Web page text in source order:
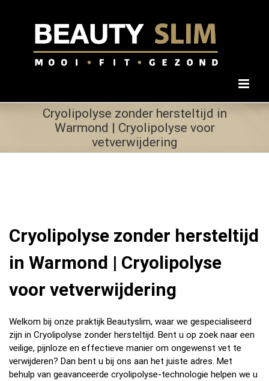
Cryolipolyse zonder hersteltijd in
Warmond | Cryolipolyse voor
vetverwijdering
Cryolipolyse zonder hersteltijd
in Warmond | Cryolipolyse
voor vetverwijdering
Welkom bij onze praktijk Beautyslim, waar we gespecialiseerd
zijn in Cryolipolyse zonder hersteltijd. Bent u op zoek naar een
veilige, pijnloze en effectieve manier om ongewenst vet te
verwijderen? Dan bent u bij ons aan het juiste adres. Met
behulp van geavanceerde cryolipolyse-technologie helpen we u